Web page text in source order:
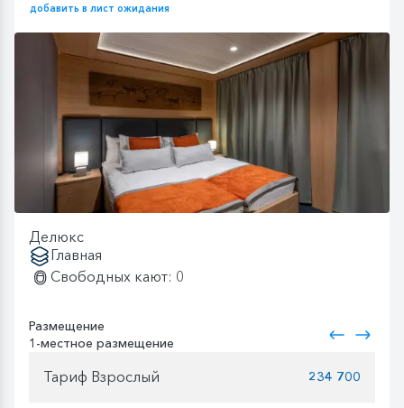
добавить в лист ожидания
Делюкс
Главная
Свободных кают: 0
Размещение
1-местное размещение
Тариф Взрослый 234 700